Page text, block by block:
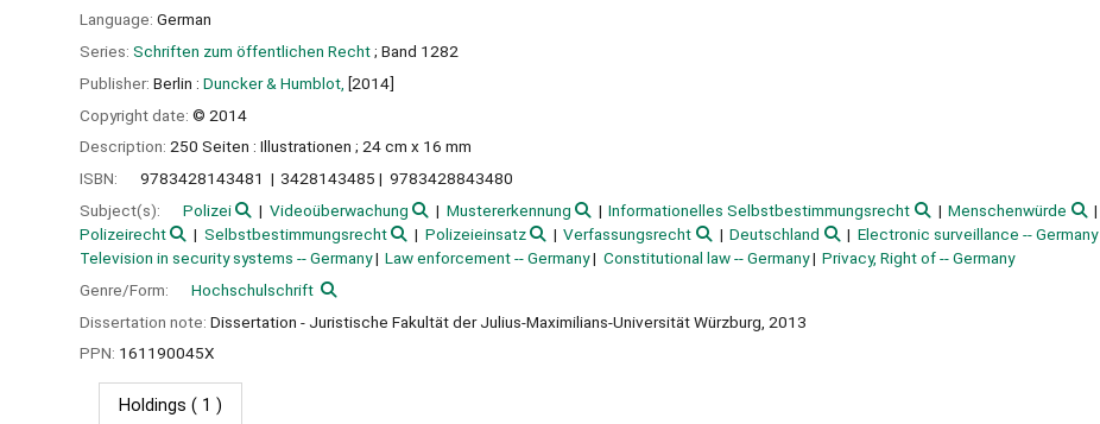
Language: German
Series: Schriften zum öffentlichen Recht; Band 1282
Publisher: Berlin : Duncker & Humblot, [2014]
Copyright date: © 2014
Description: 250 Seiten : Illustrationen ; 24 cm x 16 mm
ISBN:
9783428143481 3428143485
9783428843480
Subject(s):
Polizei Videoüberwachung Mustererkennung Informationelles Selbstbestimmungsrecht
Menschenwürde
Polizeirecht
Selbstbestimmungsrecht Polizeieinsatz Verfassungsrecht Deutschland
Electronic surveillance -- Germany
Television in security systems -- Germany
Law enforcement -- Germany Constitutional law -- Germany
Privacy, Right of -- Germany
Genre/Form:
Hochschulschrift
Dissertation note: Dissertation - Juristische Fakultät der Julius-Maximilians-Universität Würzburg, 2013
PPN: 161190045X
Holdings ( 1 )